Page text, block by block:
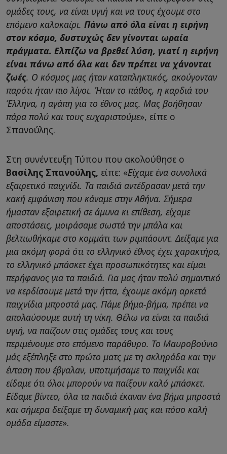
ομάδες τους, να είναι υγιή και να τους έχουμε στο
επόμενο καλοκαίρι. Πάνω από όλα είναι η ειρήνη
στον κόσμο, δυστυχώς δεν γίνονται ωραία
πράγματα. Ελπίζω να βρεθεί λύση, γιατί η ειρήνη
είναι πάνω από όλα και δεν πρέπει να χάνονται
ζωές. Ο κόσμος μας ήταν καταπληκτικός, ακούγονταν
παρότι ήταν πιο λίγοι. Ήταν το πάθος, η καρδιά του
Έλληνα, η αγάπη για το έθνος μας. Μας βοήθησαν
πάρα πολύ και τους ευχαριστούμε», είπε ο
Σπανούλης.
Στη συνέντευξη Τύπου που ακολούθησε ο
Βασίλης Σπανούλης, είπε: «Είχαμε ένα συνολικά
εξαιρετικό παιχνίδι. Τα παιδιά αντέδρασαν μετά την
κακή εμφάνιση που κάναμε στην Αθήνα. Σήμερα
ήμασταν εξαιρετική σε άμυνα κι επίθεση, είχαμε
αποστάσεις, μοιράσαμε σωστά την μπάλα και
βελτιωθήκαμε στο κομμάτι των ριμπάουντ. Δείξαμε για
μια ακόμη φορά ότι το ελληνικό έθνος έχει χαρακτήρα,
το ελληνικό μπάσκετ έχει προσωπικότητες και είμαι
περήφανος για τα παιδιά. Για μας ήταν πολύ σημαντικό
να κερδίσουμε μετά την ήττα, έχουμε ακόμη αρκετά
παιχνίδια μπροστά μας. Πάμε βήμα-βήμα, πρέπει να
απολαύσουμε αυτή τη νίκη. Θέλω να είναι τα παιδιά
υγιή, να παίζουν στις ομάδες τους και τους
περιμένουμε στο επόμενο παράθυρο. Το Μαυροβούνιο
μάς εξέπληξε στο πρώτο ματς με τη σκληράδα και την
ένταση που έβγαλαν, υποτιμήσαμε το παιχνίδι και
είδαμε ότι όλοι μπορούν να παίξουν καλό μπάσκετ.
Είδαμε βίντεο, όλα τα παιδιά έκαναν ένα βήμα μπροστά
και σήμερα δείξαμε τη δυναμική μας και πόσο καλή
ομάδα είμαστε».